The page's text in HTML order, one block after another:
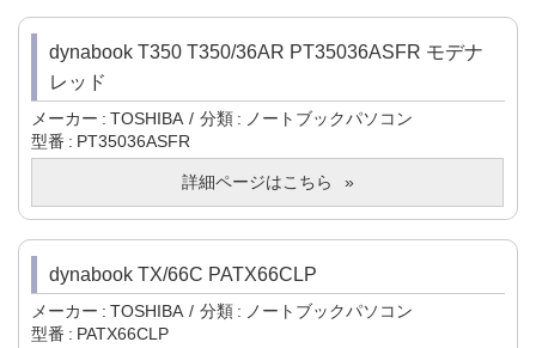
dynabook T350 T350/36AR PT35036ASFR モデナ
レッド
メーカー TOSHIBA 分類
ノートブックパソコン
型番
PT35036ASFR
詳細ページはこちら
dynabook TX/66C PATX66CLP
メーカー TOSHIBA 分類
ノートブックパソコン
型番
PATX66CLP